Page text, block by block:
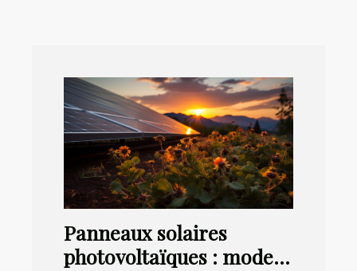
Panneaux solaires
photovoltaïques : mode